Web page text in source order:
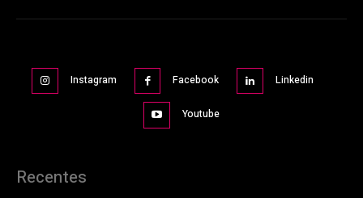
Instagram Facebook Linkedin
Youtube
Recentes